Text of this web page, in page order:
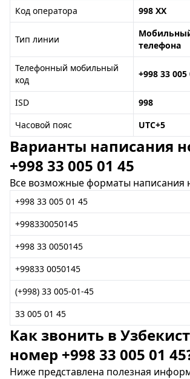
Код оператора
998 XX
Тип линии
телефона
Телефонный мобильный
код
+998 33 005
ISD
998
Часовой пояс
UTC+5
Варианты написания
+998 33 005 01 45
Все возможные форматы написания
+998 33 005 01 45
+998330050145
+998 33 0050145
+99833 0050145
(+998) 33 005-01-45
33 005 01 45
Как звонить в
номер +998 33 005 01
Ниже представлена полезная